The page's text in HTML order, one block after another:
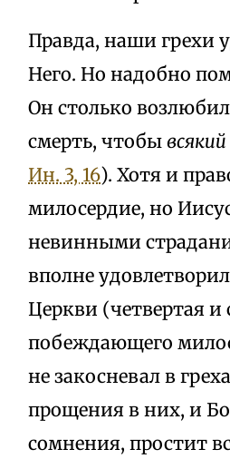
Правда, наши грехи
Него. Но надобно
Он столько
смерть, чтобы
Ин. 3, 16). Хотя и
милосердие, но
невинными
вполне
Церкви (четвертая
побеждающего
не закосневал в
прощения в них, и
сомнения, простит